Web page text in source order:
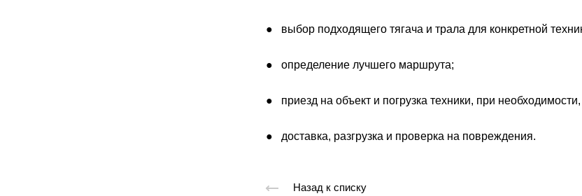
● выбор подходящего тягача и трала для конкретной
● определение лучшего маршрута;
● приезд на объект и погрузка техники, при
● доставка, разгрузка и проверка на повреждения.
Назад к списку